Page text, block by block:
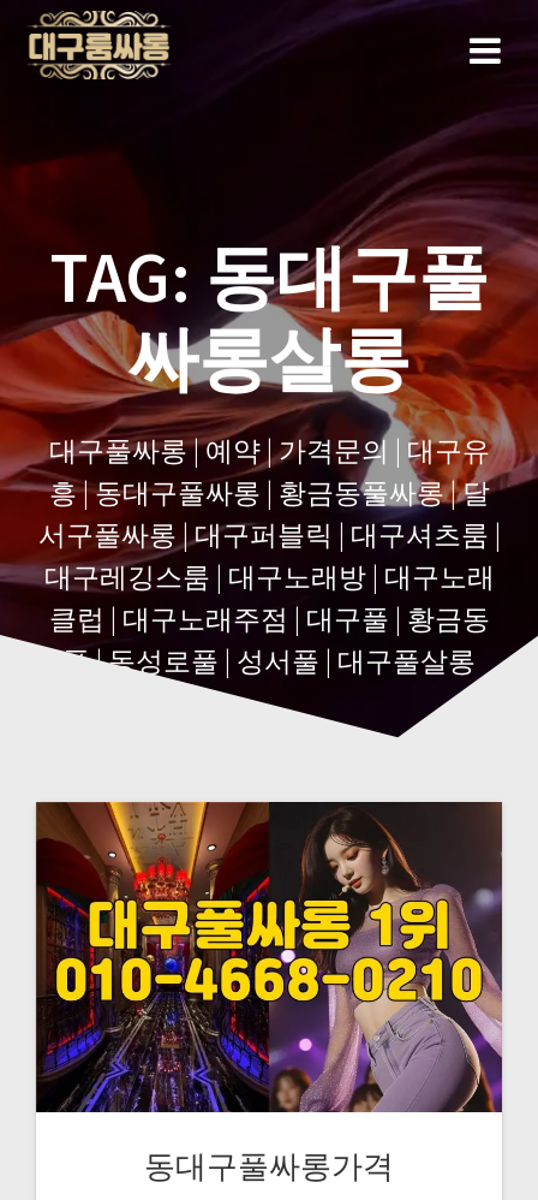
TAG: 동대구풀
싸롱살롱
대구풀싸롱 | 예약 | 가격문의 | 대구유
흥 | 동대구풀싸롱 | 황금동풀싸롱 | 달
서구풀싸롱 | 대구퍼블릭 | 대구셔츠룸 |
대구레깅스룸 | 대구노래방 | 대구노래
클럽 | 대구노래주점 | 대구풀 | 황금동
풀 | 동성로풀 | 성서풀 | 대구풀살롱
동대구풀싸롱가격